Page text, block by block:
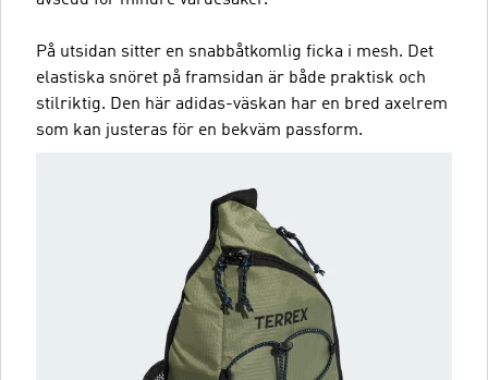
På utsidan sitter en snabbåtkomlig ficka i mesh. Det
elastiska snöret på framsidan är både praktisk och
stilriktig. Den här adidas-väskan har en bred axelrem
som kan justeras för en bekväm passform.